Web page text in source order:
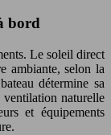
bord
Le soleil direct
ambiante, selon la
détermine sa
ventilation naturelle
et équipements